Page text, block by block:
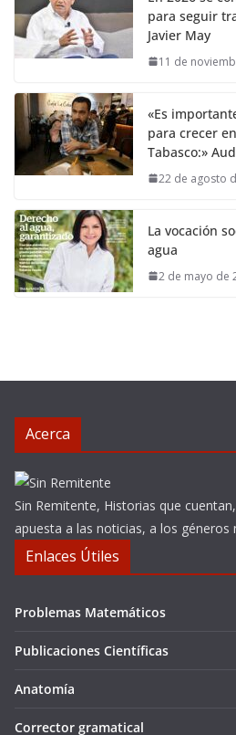
para seguir
Javier May
11 de
«Es
para crecer
Tabasco:»
22 de agosto
La vocación
agua
2 de mayo de
Acerca
Sin Remitente, Historias que
apuesta a las noticias, a los géneros
Enlaces Útiles
Problemas Matemáticos
Publicaciones Científicas
Anatomía
Corrector gramatical